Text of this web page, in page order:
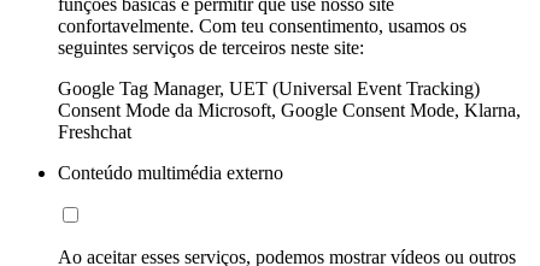
funções básicas e permitir que use nosso site
confortavelmente. Com teu consentimento, usamos os
seguintes serviços de terceiros neste site:
Google Tag Manager, UET (Universal Event Tracking)
Consent Mode da Microsoft, Google Consent Mode, Klarna,
Freshchat
Conteúdo multimédia externo
Ao aceitar esses serviços, podemos mostrar vídeos ou outros